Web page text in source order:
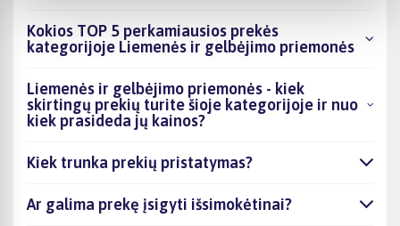
Kokios TOP 5 perkamiausios prekės
kategorijoje Liemenės ir gelbėjimo priemonės
Liemenės ir gelbėjimo priemonės - kiek
skirtingų prekių turite šioje kategorijoje ir nuo
kiek prasideda jų kainos?
Kiek trunka prekių pristatymas?
Ar galima prekę įsigyti išsimokėtinai?